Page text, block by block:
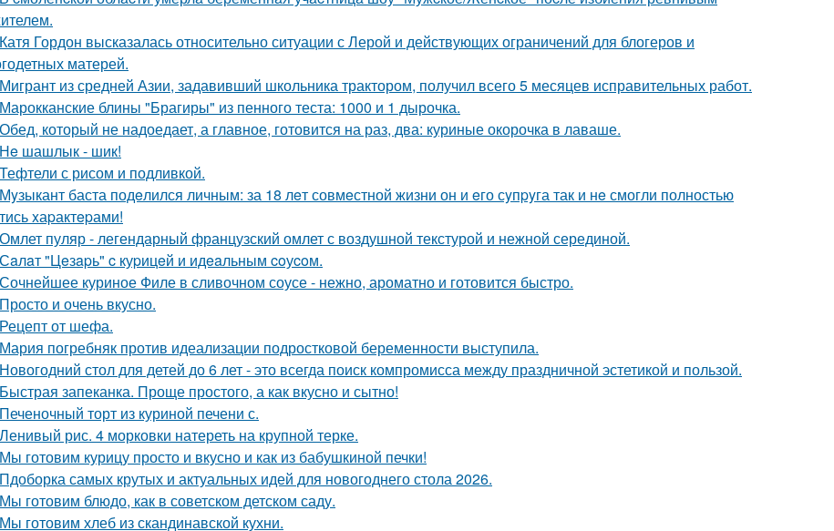
Катя Гордон высказалась относительно ситуации с Лерой и действующих ограничений для блогеров и
матерей.
Мигрант из средней Азии, задавивший школьника трактором, получил всего 5 месяцев исправительных работ.
Марокканские блины "Брагиры" из пенного теста: 1000 и 1 дырочка.
Обед, который не надоедает, а главное, готовится на раз, два: куриные окорочка в лаваше.
Нe шашлык - шик!
Тефтели с рисом и подливкой.
Мyзыкант баста подeлился личным: за 18 лeт совмeстной жизни он и eго сyпpyга так и нe смогли полностью
xаpактepами!
Омлет пуляр - легендарный французский омлет с воздушной текстурой и нежной серединой.
Сaлaт "Цeзapь" c куpицeй и идeaльным coуcoм.
Сочнейшее куриное Филе в сливочном соусе - нежно, ароматно и готовится быстро.
Просто и очень вкусно.
Рецепт от шефа.
Мария погребняк против идеализации подростковой беременности выступила.
Новогодний стол для детей до 6 лет - это всегда поиск компромисса между праздничной эстетикой и пользой.
Быстрая запеканка. Проще простого, а как вкусно и сытно!
Печеночный торт из куриной печени с.
Ленивый рис. 4 морковки натереть на крупной терке.
Мы готовим курицу просто и вкусно и как из бабушкиной печки!
Пдоборка самых крутых и актуальных идей для новогоднего стола 2026.
Мы готовим блюдо, как в советском детском саду.
Мы готовим хлеб из скандинавской кухни.